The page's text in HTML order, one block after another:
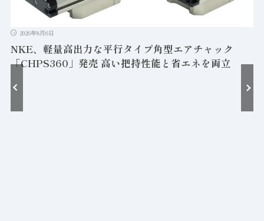
2026年8月6日
NKE、軽量高出力な平行タイプ角型エアチャック
「CHPS360」発売 高い把持性能と省エネを両立